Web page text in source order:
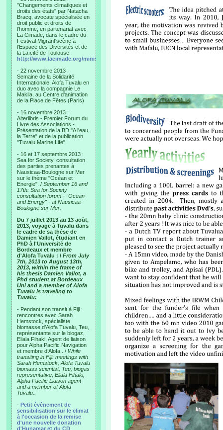
"Changements climatiques et
droits des états" par Natacha
Bracq, avocate spécialisée en
droit public et droits de
l'homme, en partenariat avec
La Cimade, dans le cadre du
Festival Migrant'scène à
l'Espace des Diversités et de
la Laïcité de Toulouse.
http://www.lacimade.org/minisites/migrantscene
- 22 novembre 2013 :
Semaine de la Solidarité
Internationale, Alofa Tuvalu en
duo avec la compagnie Le
Makila, au Centre d'animation
de la Place de Fêtes (Paris)
- 16 novembre 2013 :
Alterlibris - Premier Forum du
Livre des Associations -
Présentation de la BD "A l'eau,
la Terre" et de la publication
"Tuvalu Marine Life".
- 16 et 17 septembre 2013 :
Sea for Society, consultation
des parties prenantes à
Nausicaa-Boulogne sur Mer
sur le thème "Océan et
Energie". / September 16 and
17th: Sea for Society
consultation forum - "Ocean
and Energy" - at Nausicaa-
Boulogne sur Mer.
Du 7 juillet 2013 au 13 août,
2013, voyage à Tuvalu dans
le cadre de sa thèse de
Damien Vallot, étudiant en
PhD à l'Université de
Bordeaux et membre
d'Alofa Tuvalu : / From July
7th, 2013 to August 13th,
2013, within the frame of
his thesis Damien Vallot, a
Phd student at Bordeaux
Uni and a member of Alofa
Tuvalu is traveling to
Tuvalu:
- Pendant son transit à Fiji :
rencontres avec Sarah
Hemstock, spécialiste
biomasse d’Alofa Tuvalu, Teu,
représentante sur le biogaz,
Eliala Fihaki, Agent de liaison
pour Alpha Pacific Navigation
et membre d’Alofa.. / While
transiting in Fiji: meetings with
Sarah Hemstock, Alofa Tuvalu
biomass scientist, Teu, biogas
representative, Eliala Fihaki,
Alpha Pacific Liaison agent
and a member of Alofa
Tuvalu..
- Petit événement de
sensibilisation sur le climat
à l'occasion de la remise
d'une nouvelle donation
d'Hunamar et du CD